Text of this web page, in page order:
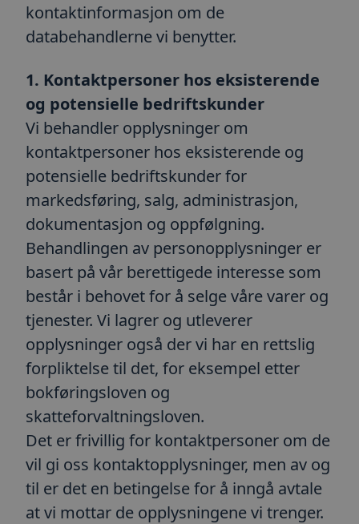
kontaktinformasjon om de
databehandlerne vi benytter.
1. Kontaktpersoner hos eksisterende
og potensielle bedriftskunder
Vi behandler opplysninger om
kontaktpersoner hos eksisterende og
potensielle bedriftskunder for
markedsføring, salg, administrasjon,
dokumentasjon og oppfølgning.
Behandlingen av personopplysninger er
basert på vår berettigede interesse som
består i behovet for å selge våre varer og
tjenester. Vi lagrer og utleverer
opplysninger også der vi har en rettslig
forpliktelse til det, for eksempel etter
bokføringsloven og
skatteforvaltningsloven.
Det er frivillig for kontaktpersoner om de
vil gi oss kontaktopplysninger, men av og
til er det en betingelse for å inngå avtale
at vi mottar de opplysningene vi trenger.